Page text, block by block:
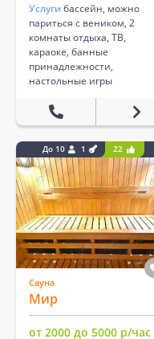
Услуги бассейн, можно
париться с веником, 2
комнаты отдыха, ТВ,
караоке, банные
принадлежности,
настольные игры
До 10 1 22
Сауна
Мир
от 2000 до 5000 р/час